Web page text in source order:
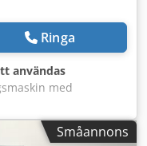
Ringa
användas
med
Thspfx Aa Rsr
eller 2 etiketter eller
mm Max etiketthöjd:
Småannons